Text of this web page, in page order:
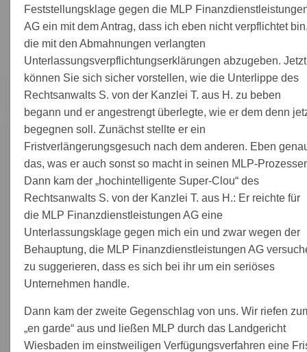
Feststellungsklage gegen die MLP
AG ein mit dem Antrag, dass ich eben nicht verpflichtet
die mit den Abmahnungen verlangten
Unterlassungsverpflichtungserklärungen abzugeben. Jetzt
können Sie sich sicher vorstellen, wie die Unterlippe des
Rechtsanwalts S. von der Kanzlei T. aus H. zu beben
begann und er angestrengt überlegte, wie er dem denn
begegnen soll. Zunächst stellte er ein
Fristverlängerungsgesuch nach dem anderen. Eben
das, was er auch sonst so macht in seinen MLP-
Dann kam der „hochintelligente Super-Clou“ des
Rechtsanwalts S. von der Kanzlei T. aus H.: Er reichte für
die MLP Finanzdienstleistungen AG eine
Unterlassungsklage gegen mich ein und zwar wegen der
Behauptung, die MLP Finanzdienstleistungen AG
zu suggerieren, dass es sich bei ihr um ein seriöses
Unternehmen handle.
Dann kam der zweite Gegenschlag von uns. Wir riefen
„en garde“ aus und ließen MLP durch das Landgericht
Wiesbaden im einstweiligen Verfügungsverfahren eine